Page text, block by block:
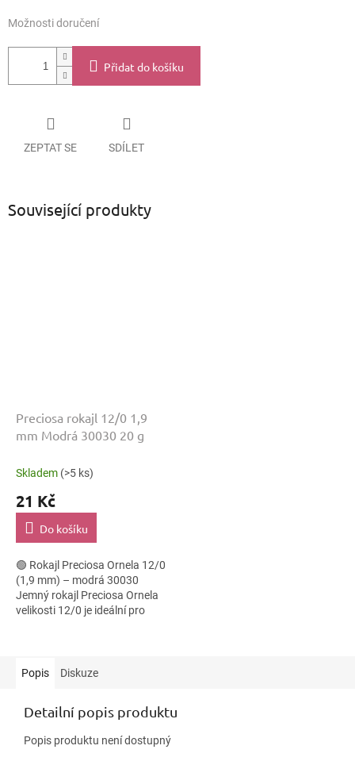
Možnosti doručení
Přidat do košíku
ZEPTAT SE SDÍLET
Související produkty
Preciosa rokajl 12/0 1,9
mm Modrá 30030 20 g
Skladem (>5 ks)
21 Kč
Do košíku
🟢 Rokajl Preciosa Ornela 12/0
(1,9 mm) – modrá 30030
Jemný rokajl Preciosa Ornela
velikosti 12/0 je ideální pro
Popis Diskuze
Detailní popis produktu
Popis produktu není dostupný